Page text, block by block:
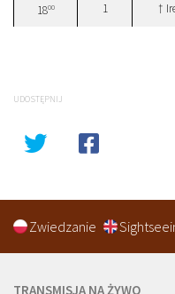
1800 1 †
UDOSTĘPNIJ
Zwiedzanie
TRANSMISJA NA ŻYWO